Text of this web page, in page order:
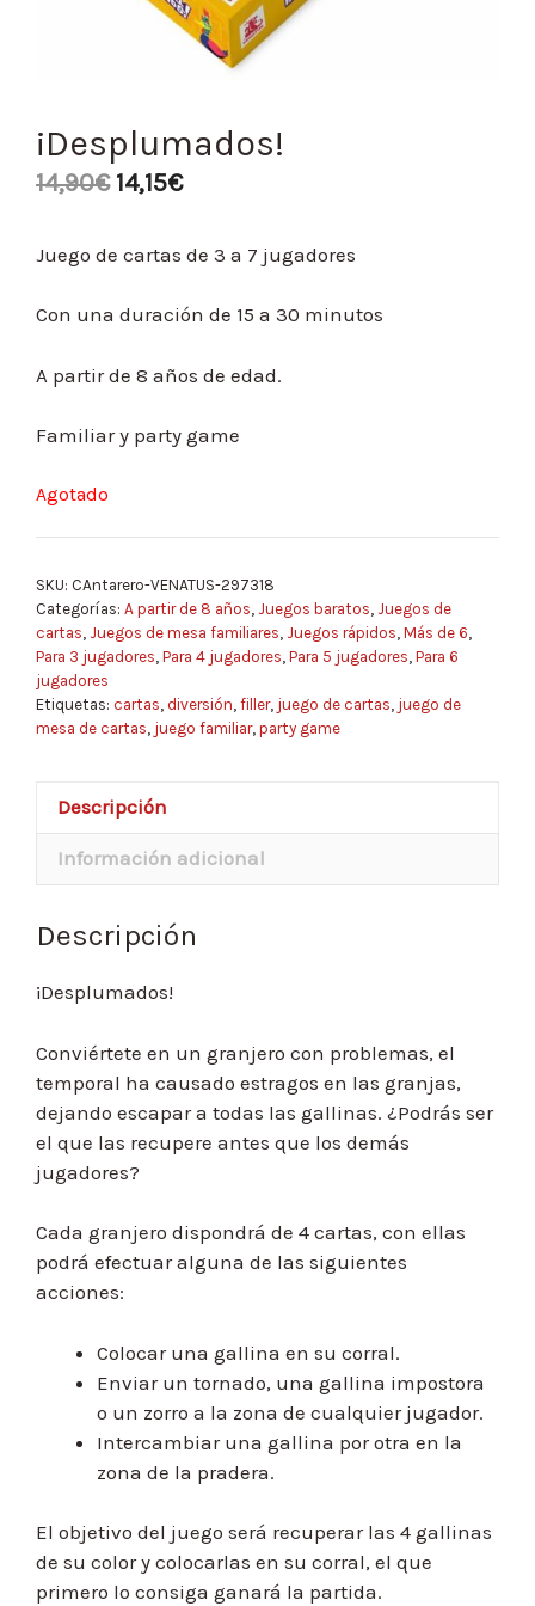
¡Desplumados!
14,90€ 14,15€
Juego de cartas de 3 a 7 jugadores
Con una duración de 15 a 30 minutos
A partir de 8 años de edad.
Familiar y party game
Agotado
SKU: CAntarero-VENATUS-297318
Categorías: A partir de 8 años Juegos baratos Juegos de
cartas Juegos de mesa familiares Juegos rápidos Más de 6
Para 3 jugadores Para 4 jugadores Para 5 jugadores Para 6
jugadores
Etiquetas: cartas diversión filler, juego de cartas juego de
mesa de cartas juego familiar, party game
Descripción
Información adicional
Descripción
¡Desplumados!
Conviértete en un granjero con problemas, el
temporal ha causado estragos en las granjas,
dejando escapar a todas las gallinas. ¿Podrás ser
el que las recupere antes que los demás
jugadores?
Cada granjero dispondrá de 4 cartas, con ellas
podrá efectuar alguna de las siguientes
acciones:
Colocar una gallina en su corral.
Enviar un tornado, una gallina impostora
o un zorro a la zona de cualquier jugador.
Intercambiar una gallina por otra en la
zona de la pradera.
El objetivo del juego será recuperar las 4 gallinas
de su color y colocarlas en su corral, el que
primero lo consiga ganará la partida.